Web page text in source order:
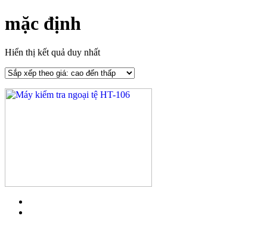
mặc định
Hiển thị kết quả duy nhất